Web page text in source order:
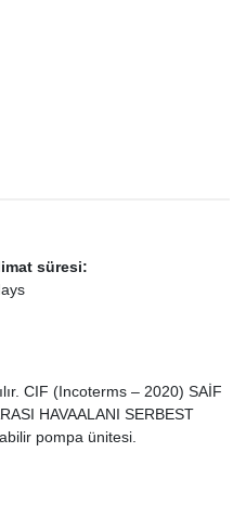
süresi:
CIF (Incoterms – 2020) SAİF
HAVAALANI SERBEST
pompa ünitesi.